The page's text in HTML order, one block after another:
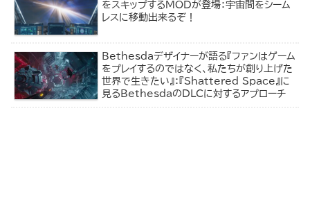
をスキップするMODが登場：宇宙間をシーム
レスに移動出来るぞ！
Bethesdaデザイナーが語る『ファンはゲーム
をプレイするのではなく、私たちが創り上げた
世界で生きたい』：『Shattered Space』に
見るBethesdaのDLCに対するアプローチ